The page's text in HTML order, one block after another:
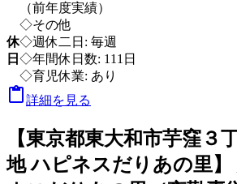
（前年度実績）
休
日
◇その他
◇週休二日: 毎週
◇年間休日数: 111日
◇育児休業: あり
詳細を見る
【東京都東大和市芋窪３
地 ハピネスだりあの里】